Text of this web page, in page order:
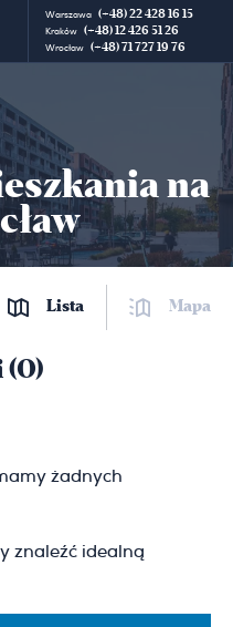
Warszawa (+48) 22 428 16 15
Kraków (+48) 12 426 51 26
Wrocław (+48) 71 727 19 76
na
Lista Mapa
(0)
żadnych
znaleźć idealną